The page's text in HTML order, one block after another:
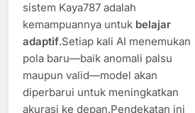
sistem Kaya787 adalah
kemampuannya untuk belajar
adaptif.Setiap kali AI menemukan
pola baru—baik anomali palsu
maupun valid—model akan
diperbarui untuk meningkatkan
akurasi ke depan.Pendekatan ini